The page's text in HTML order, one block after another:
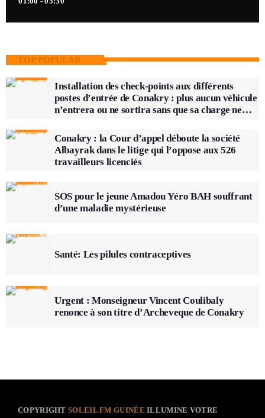
TOP POPULAR
Installation des check-points aux différents
postes d’entrée de Conakry : plus aucun véhicule
n’entrera ou ne sortira sans que sa charge ne
Conakry : la Cour d’appel déboute la société
Albayrak dans le litige qui l’oppose aux 526
travailleurs licenciés
SOS pour le jeune Amadou Yéro BAH souffrant
d’une maladie mystérieuse
Santé: Les pilules contraceptives
Urgent : Monseigneur Vincent Coulibaly
renonce à son titre d’Archeveque de Conakry
COPYRIGHTSOLEIL FM GUINÉE ILLUMINE VOTRE